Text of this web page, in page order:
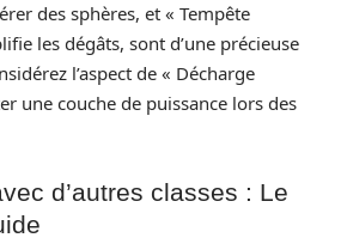
des sphères, et « Tempête
les dégâts, sont d’une précieuse
l’aspect de « Décharge
une couche de puissance lors des
d’autres classes : Le